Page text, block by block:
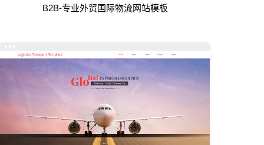
B2B-专业外贸国际物流网站模板